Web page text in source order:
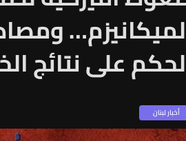
على نتائج
أخبار لبنان